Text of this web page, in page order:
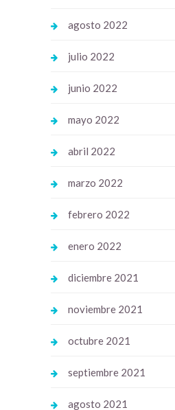
agosto 2022
julio 2022
junio 2022
mayo 2022
abril 2022
marzo 2022
febrero 2022
enero 2022
diciembre 2021
noviembre 2021
octubre 2021
septiembre 2021
agosto 2021